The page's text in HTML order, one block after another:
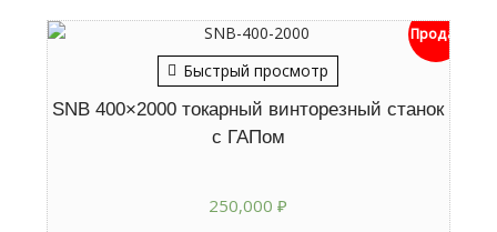
Быстрый просмотр
Продан
SNB 400×2000 токарный винторезный станок
с ГАПом
250,000₽